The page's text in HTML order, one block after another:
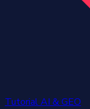
Tutorial AI & GEO